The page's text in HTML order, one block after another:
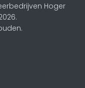
Hoger